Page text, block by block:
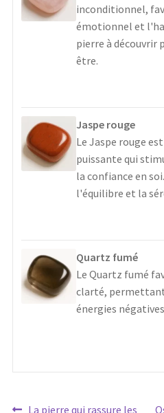
inconditionnel,
émotionnel et
pierre à découvrir
être.
Jaspe rouge
Le Jaspe rouge
puissante qui
la confiance en
l'équilibre et la
Quartz fumé
Le Quartz fumé
clarté,
énergies
Article
La pierre qui rassure les